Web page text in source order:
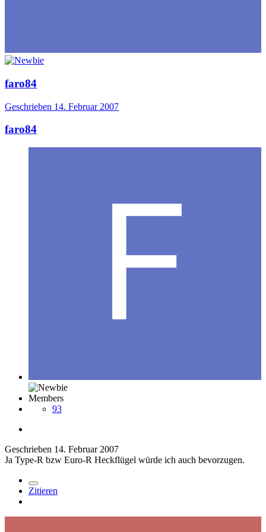
faro84
Geschrieben 14. Februar 2007
faro84
Members
93
Geschrieben 14. Februar 2007
Ja Type-R bzw Euro-R Heckflügel würde ich auch bevorzugen.
Zitieren